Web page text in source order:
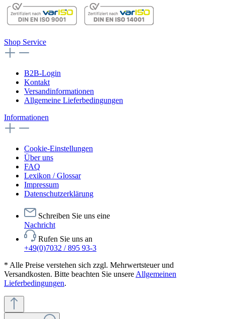
Shop Service
B2B-Login
Kontakt
Versandinformationen
Allgemeine Lieferbedingungen
Informationen
Cookie-Einstellungen
Über uns
FAQ
Lexikon / Glossar
Impressum
Datenschutzerklärung
Schreiben Sie uns eine
Nachricht
Rufen Sie uns an
+49(0)7032 / 895 93-3
* Alle Preise verstehen sich zzgl. Mehrwertsteuer und
Versandkosten. Bitte beachten Sie unsere Allgemeinen
Lieferbedingungen.